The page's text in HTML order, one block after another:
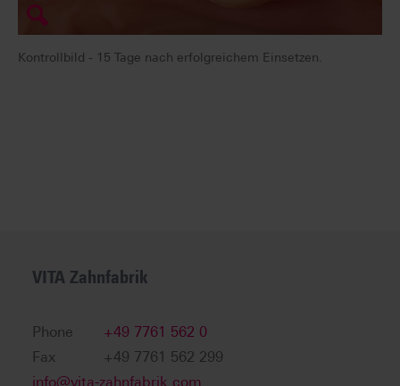
Kontrollbild - 15 Tage nach erfolgreichem Einsetzen.
VITA Zahnfabrik
Phone
+49 7761 562 0
Fax
+49 7761 562 299
info@vita-zahnfabrik.com